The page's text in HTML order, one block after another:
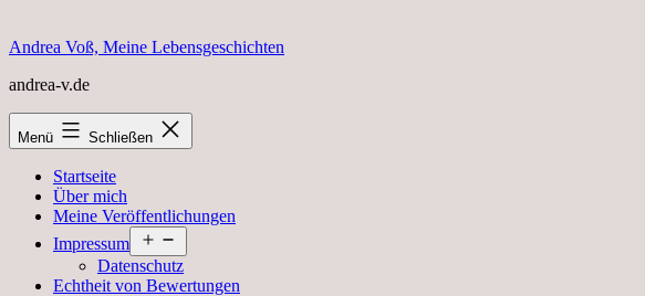
Andrea Voß, Meine Lebensgeschichten
andrea-v.de
Menü Schließen
Startseite
Über mich
Meine Veröffentlichungen
Impressum
öffnen
Datenschutz
Echtheit von Bewertungen